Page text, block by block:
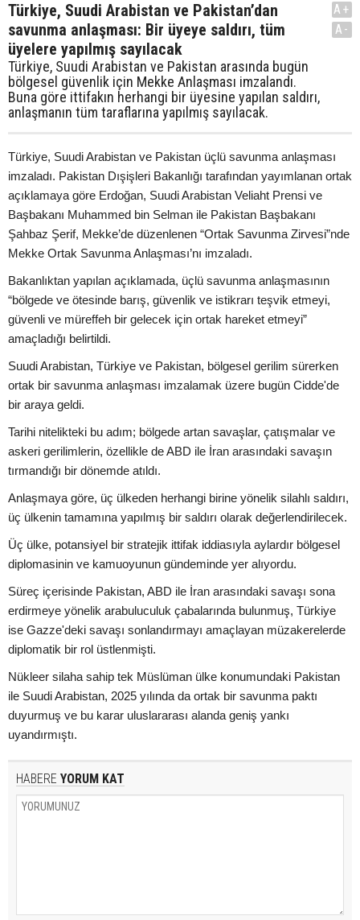
Türkiye, Suudi Arabistan ve Pakistan’dan
savunma anlaşması: Bir üyeye saldırı, tüm
üyelere yapılmış sayılacak
Türkiye, Suudi Arabistan ve Pakistan arasında bugün
bölgesel güvenlik için Mekke Anlaşması imzalandı.
Buna göre ittifakın herhangi bir üyesine yapılan saldırı,
anlaşmanın tüm taraflarına yapılmış sayılacak.
A+
A-
Türkiye, Suudi Arabistan ve Pakistan üçlü savunma anlaşması
imzaladı. Pakistan Dışişleri Bakanlığı tarafından yayımlanan ortak
açıklamaya göre Erdoğan, Suudi Arabistan Veliaht Prensi ve
Başbakanı Muhammed bin Selman ile Pakistan Başbakanı
Şahbaz Şerif, Mekke’de düzenlenen “Ortak Savunma Zirvesi”nde
Mekke Ortak Savunma Anlaşması’nı imzaladı.
Bakanlıktan yapılan açıklamada, üçlü savunma anlaşmasının
“bölgede ve ötesinde barış, güvenlik ve istikrarı teşvik etmeyi,
güvenli ve müreffeh bir gelecek için ortak hareket etmeyi”
amaçladığı belirtildi.
Suudi Arabistan, Türkiye ve Pakistan, bölgesel gerilim sürerken
ortak bir savunma anlaşması imzalamak üzere bugün Cidde'de
bir araya geldi.
Tarihi nitelikteki bu adım; bölgede artan savaşlar, çatışmalar ve
askeri gerilimlerin, özellikle de ABD ile İran arasındaki savaşın
tırmandığı bir dönemde atıldı.
Anlaşmaya göre, üç ülkeden herhangi birine yönelik silahlı saldırı,
üç ülkenin tamamına yapılmış bir saldırı olarak değerlendirilecek.
Üç ülke, potansiyel bir stratejik ittifak iddiasıyla aylardır bölgesel
diplomasinin ve kamuoyunun gündeminde yer alıyordu.
Süreç içerisinde Pakistan, ABD ile İran arasındaki savaşı sona
erdirmeye yönelik arabuluculuk çabalarında bulunmuş, Türkiye
ise Gazze'deki savaşı sonlandırmayı amaçlayan müzakerelerde
diplomatik bir rol üstlenmişti.
Nükleer silaha sahip tek Müslüman ülke konumundaki Pakistan
ile Suudi Arabistan, 2025 yılında da ortak bir savunma paktı
duyurmuş ve bu karar uluslararası alanda geniş yankı
uyandırmıştı.
HABERE YORUM KAT